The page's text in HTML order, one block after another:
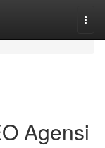
Agensi